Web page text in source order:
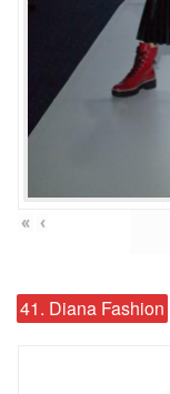
« ‹
41. Diana Fashion